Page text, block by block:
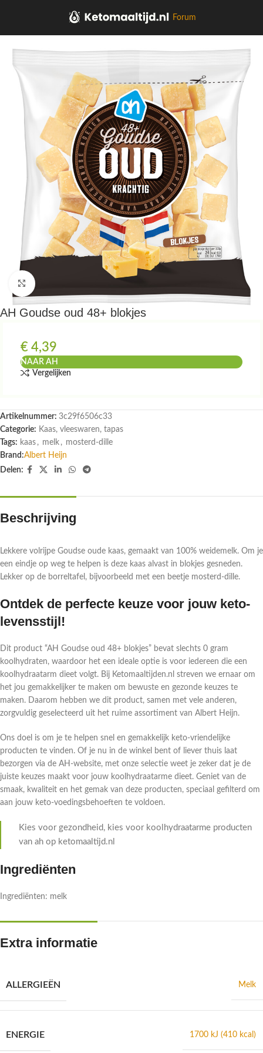
Forum
Klik om te vergroten
AH Goudse oud 48+ blokjes
€ 4,39
NAAR AH
Vergelijken
Artikelnummer: 3c29f6506c33
Categorie: Kaas, vleeswaren, tapas
Tags: kaas , melk , mosterd-dille
Brand:Albert Heijn
Delen:
Beschrijving
Lekkere volrijpe Goudse oude kaas, gemaakt van 100% weidemelk. Om je
een eindje op weg te helpen is deze kaas alvast in blokjes gesneden.
Lekker op de borreltafel, bijvoorbeeld met een beetje mosterd-dille.
Ontdek de perfecte keuze voor jouw keto-
levensstijl!
Dit product “AH Goudse oud 48+ blokjes” bevat slechts 0 gram
koolhydraten, waardoor het een ideale optie is voor iedereen die een
koolhydraatarm dieet volgt. Bij Ketomaaltijden.nl streven we ernaar om
het jou gemakkelijker te maken om bewuste en gezonde keuzes te
maken. Daarom hebben we dit product, samen met vele anderen,
zorgvuldig geselecteerd uit het ruime assortiment van Albert Heijn.
Ons doel is om je te helpen snel en gemakkelijk keto-vriendelijke
producten te vinden. Of je nu in de winkel bent of liever thuis laat
bezorgen via de AH-website, met onze selectie weet je zeker dat je de
juiste keuzes maakt voor jouw koolhydraatarme dieet. Geniet van de
smaak, kwaliteit en het gemak van deze producten, speciaal gefilterd om
aan jouw keto-voedingsbehoeften te voldoen.
Kies voor gezondheid, kies voor koolhydraatarme producten
van ah op ketomaaltijd.nl
Ingrediënten
Ingrediënten: melk
Extra informatie
ALLERGIEËN Melk
ENERGIE 1700 kJ (410 kcal)